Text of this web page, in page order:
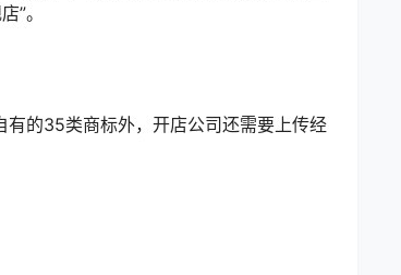
”。
的35类商标外，开店公司还需要上传经